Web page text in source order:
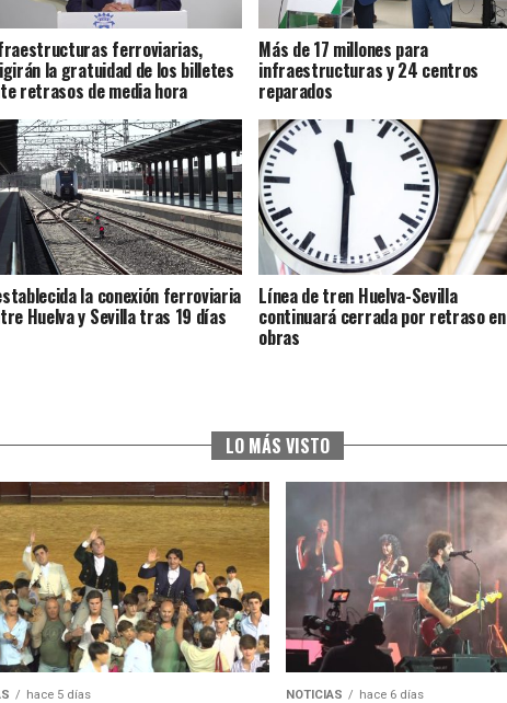
ferroviarias,
la gratuidad de los billetes
retrasos de media hora
Más de 17 millones para
infraestructuras y 24 centros
reparados
la conexión ferroviaria
Huelva y Sevilla tras 19 días
Línea de tren Huelva-Sevilla
continuará cerrada por retraso en
obras
LO MÁS VISTO
hace 5 días NOTICIAS hace 6 días